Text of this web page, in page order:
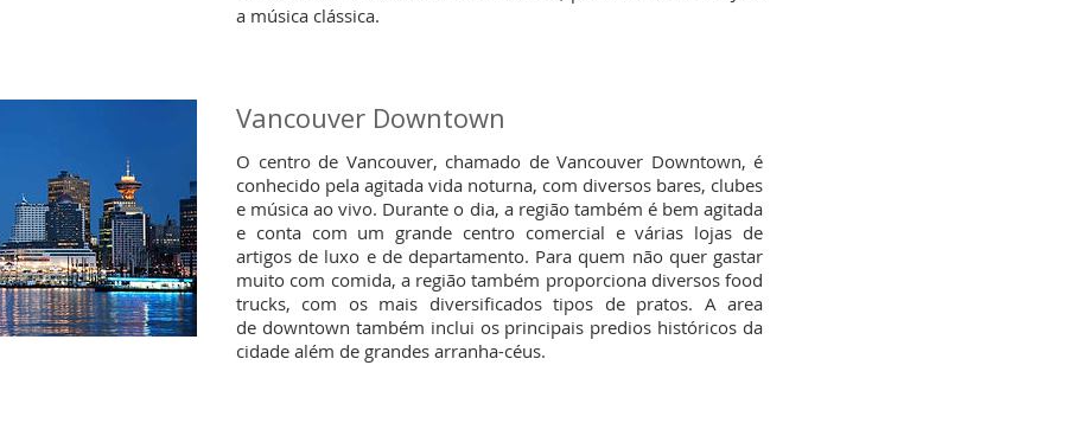
a música clássica.
Vancouver Downtown
O centro de Vancouver, chamado de Vancouver Downtown, é
conhecido pela agitada vida noturna, com diversos bares, clubes
e música ao vivo. Durante o dia, a região também é bem agitada
e conta com um grande centro comercial e várias lojas de
artigos de luxo e de departamento. Para quem não quer gastar
muito com comida, a região também proporciona diversos food
trucks, com os mais diversificados tipos de pratos. A area
de downtown também inclui os principais predios históricos da
cidade além de grandes arranha-céus.